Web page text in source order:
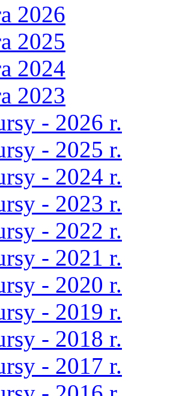
2026
2025
2024
2023
- 2026 r.
- 2025 r.
- 2024 r.
- 2023 r.
- 2022 r.
- 2021 r.
- 2020 r.
- 2019 r.
- 2018 r.
- 2017 r.